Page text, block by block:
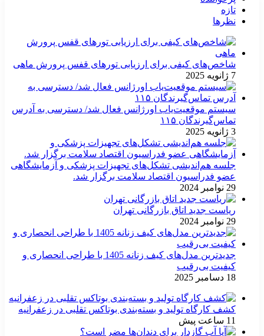
تازه
نظرها
شاخص‌های کیفی برای ارزیابی تورهای قفس پرورش ماهی
7 ژانویه 2025
سیستم موقعیت‌یاب اورژانس فعال شد/ دسترسی به آدرس
تماس‌گیرندگان ۱۱۵
3 ژانویه 2025
جلسه هم‌اندیشی تشکل‌های تجهیزات پزشکی و آزمایشگاهی
عضو فدراسیون اقتصاد سلامت برگزار شد.
29 نوامبر 2024
ریاست جدید اتاق بازرگانی تهران
29 نوامبر 2024
جدیدترین مدل‌های کیف زنانه 1405 با طراحی انحصاری و
کیفیت بی‌رقیب
18 دسامبر 2025
کشف کارگاه تولید و بسته‌بندی بوتاکس تقلبی در زعفرانیه
11 ساعت پیش